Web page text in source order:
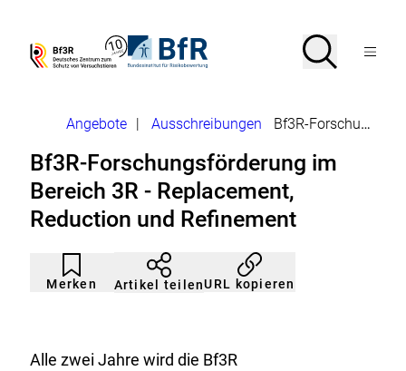
Seiteninhalt
springen
Zur
Startseite
Zentrum
Schutz
von
Versuchstieren
Zur
Startseite
für
Suche
SucheMenü
Brotkrumennavigation
Angebote | Ausschreibungen Bf3R-Forschungsförderung
Bf3R-Forschungsförderung im
Bereich 3R - Replacement,
Reduction und Refinement
Merken
Artikel
nicht
gemerkt
Durch
Klicken
der
Artikel teilenURL kopieren
Alle zwei Jahre wird die Bf3R